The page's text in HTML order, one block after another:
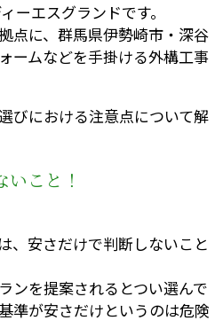
ーエスグランドです。
点に、群馬県伊勢崎市・深谷
ームなどを手掛ける外構工事
びにおける注意点について解
こと！
、安さだけで判断しないこと
ンを提案されるとつい選んで
準が安さだけというのは危険